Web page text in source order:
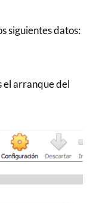
siguientes datos:
el arranque del